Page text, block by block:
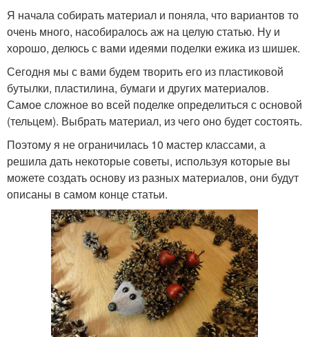
Я начала собирать материал и поняла, что вариантов то
очень много, насобиралось аж на целую статью. Ну и
хорошо, делюсь с вами идеями поделки ежика из шишек.
Сегодня мы с вами будем творить его из пластиковой
бутылки, пластилина, бумаги и других материалов.
Самое сложное во всей поделке определиться с основой
(тельцем). Выбрать материал, из чего оно будет состоять.
Поэтому я не ограничилась 10 мастер классами, а
решила дать некоторые советы, используя которые вы
можете создать основу из разных материалов, они будут
описаны в самом конце статьи.